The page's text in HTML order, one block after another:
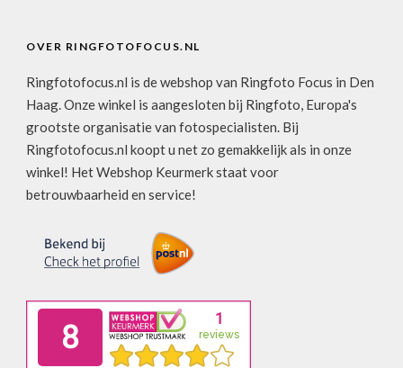
OVER RINGFOTOFOCUS.NL
Ringfotofocus.nl is de webshop van Ringfoto Focus in Den
Haag. Onze winkel is aangesloten bij Ringfoto, Europa's
grootste organisatie van fotospecialisten. Bij
Ringfotofocus.nl koopt u net zo gemakkelijk als in onze
winkel! Het Webshop Keurmerk staat voor
betrouwbaarheid en service!